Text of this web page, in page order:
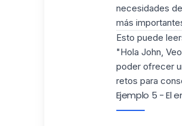
necesidades
más
Esto puede
"Hola John,
poder ofrecer
retos para
Ejemplo 5 - El